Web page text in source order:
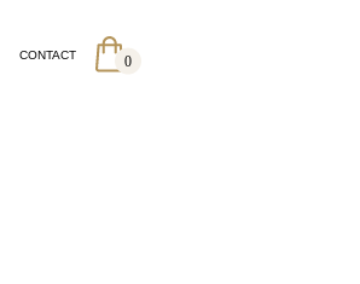
CONTACT 0